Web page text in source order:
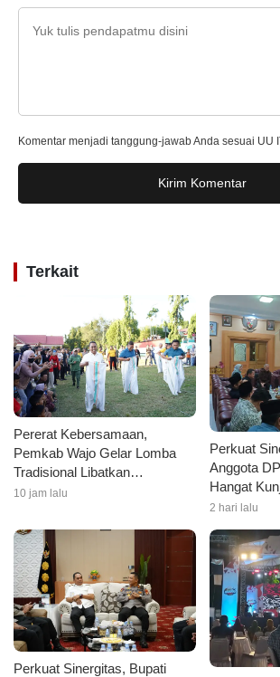
Komentar menjadi tanggung-jawab Anda sesuai UU
Kirim Komentar
Terkait
Pererat Kebersamaan,
Pemkab Wajo Gelar Lomba
Tradisional Libatkan
Forkopimda dan Masyarakat
10 jam lalu
Perkuat
Anggota
Hangat
Kapolres
2 hari lalu
Perkuat Sinergitas, Bupati